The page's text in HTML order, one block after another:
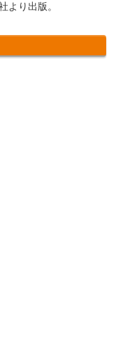
より出版。